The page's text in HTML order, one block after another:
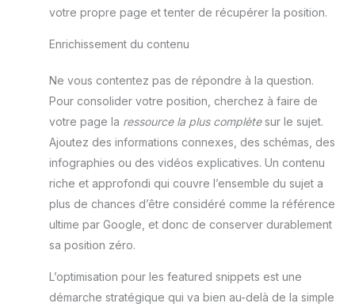
votre propre page et tenter de récupérer la position.
Enrichissement du contenu
Ne vous contentez pas de répondre à la question.
Pour consolider votre position, cherchez à faire de
votre page la ressource la plus complètesur le sujet.
Ajoutez des informations connexes, des schémas, des
infographies ou des vidéos explicatives. Un contenu
riche et approfondi qui couvre l’ensemble du sujet a
plus de chances d’être considéré comme la référence
ultime par Google, et donc de conserver durablement
sa position zéro.
L’optimisation pour les featured snippets est une
démarche stratégique qui va bien au-delà de la simple